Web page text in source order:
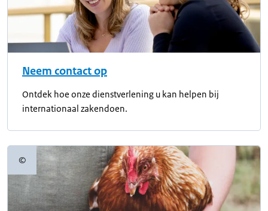
Neem contact op
Ontdek hoe onze dienstverlening u kan helpen bij
internationaal zakendoen.
©Copyrightinformatie